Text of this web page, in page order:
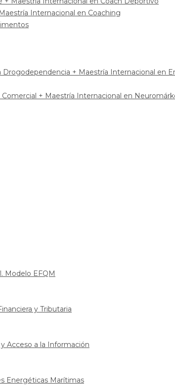
Internacional en Coaching
+ Maestría Internacional en
+ Maestría Internacional en
Modelo EFQM
y Tributaria
Acceso a la Información
Energéticas Marítimas